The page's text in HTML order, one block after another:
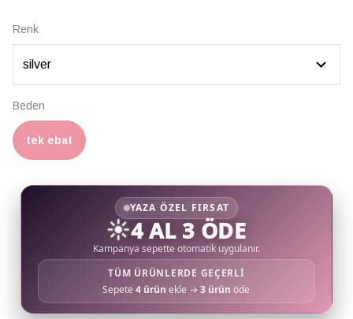
Renk
Beden
tek ebat
YAZA ÖZEL FIRSAT
☀️4 AL 3 ÖDE
Kampanya sepette otomatik uygulanır.
TÜM ÜRÜNLERDE GEÇERLİ
Sepete4 ürün ekle →3 ürün öde